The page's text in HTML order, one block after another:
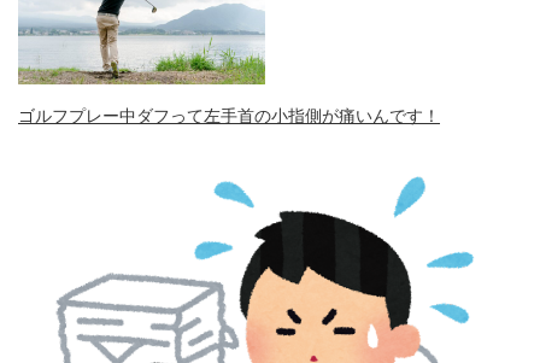
ゴルフプレー中ダフって左手首の小指側が痛いんです！